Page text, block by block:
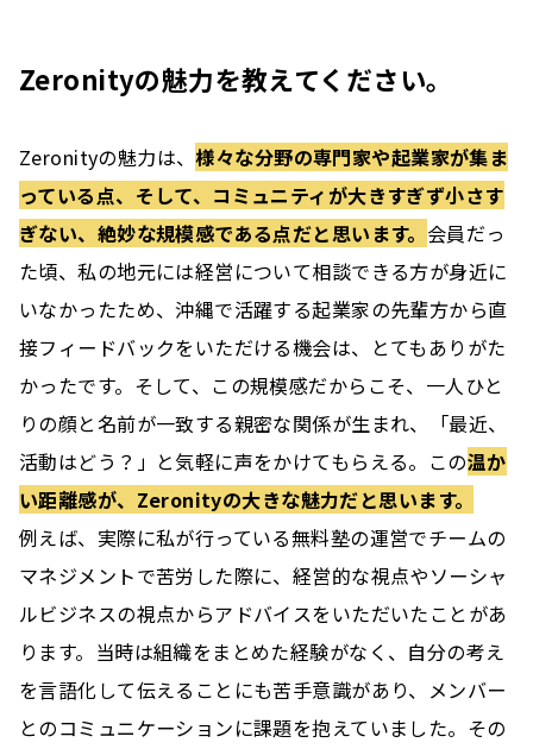
Zeronityの魅力を教えてください。
Zeronityの魅力は、様々な分野の専門家や起業家が集ま
っている点、そして、コミュニティが大きすぎず小さす
ぎない、絶妙な規模感である点だと思います。 会員だっ
た頃、私の地元には経営について相談できる方が身近に
いなかったため、沖縄で活躍する起業家の先輩方から直
接フィードバックをいただける機会は、とてもありがた
かったです。そして、この規模感だからこそ、一人ひと
りの顔と名前が一致する親密な関係が生まれ、「最近、
活動はどう？」と気軽に声をかけてもらえる。この温か
い距離感が、Zeronityの大きな魅力だと思います。
例えば、実際に私が行っている無料塾の運営でチームの
マネジメントで苦労した際に、経営的な視点やソーシャ
ルビジネスの視点からアドバイスをいただいたことがあ
ります。当時は組織をまとめた経験がなく、自分の考え
を言語化して伝えることにも苦手意識があり、メンバー
とのコミュニケーションに課題を抱えていました。その